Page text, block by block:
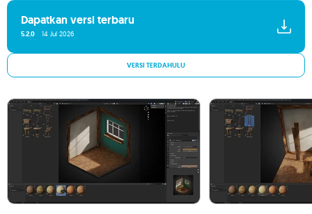
Dapatkan versi terbaru
5.2.0 14 Jul 2026
VERSI TERDAHULU